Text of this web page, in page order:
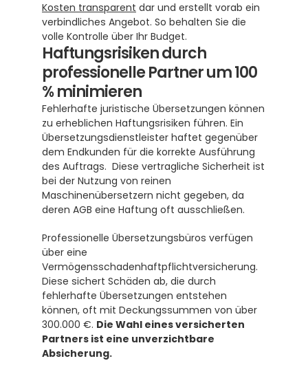
Kosten transparent dar und erstellt vorab ein
verbindliches Angebot. So behalten Sie die
volle Kontrolle über Ihr Budget.
Haftungsrisiken durch
professionelle Partner um 100
% minimieren
Fehlerhafte juristische Übersetzungen können
zu erheblichen Haftungsrisiken führen. Ein
Übersetzungsdienstleister haftet gegenüber
dem Endkunden für die korrekte Ausführung
des Auftrags.  Diese vertragliche Sicherheit ist
bei der Nutzung von reinen
Maschinenübersetzern nicht gegeben, da
deren AGB eine Haftung oft ausschließen.
Professionelle Übersetzungsbüros verfügen
über eine
Vermögensschadenhaftpflichtversicherung.
Diese sichert Schäden ab, die durch
fehlerhafte Übersetzungen entstehen
können, oft mit Deckungssummen von über
300.000 €. Die Wahl eines versicherten
Partners ist eine unverzichtbare
Absicherung.